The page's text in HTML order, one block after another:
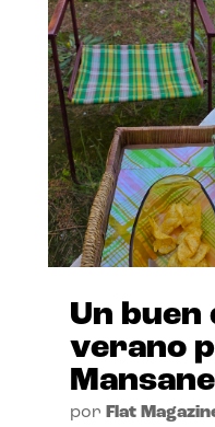
Un buen
verano
por Flat